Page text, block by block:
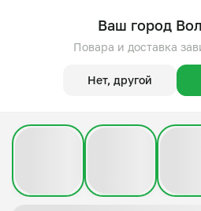
Ваш город
Повара и доставка
Нет, другой